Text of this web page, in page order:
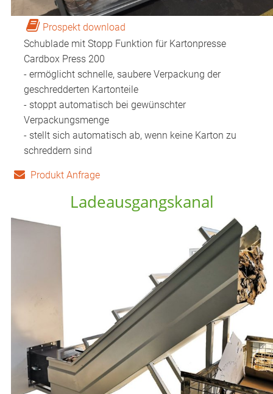
Prospekt download
Schublade mit Stopp Funktion für Kartonpresse
Cardbox Press 200
- ermöglicht schnelle, saubere Verpackung der
geschredderten Kartonteile
- stoppt automatisch bei gewünschter
Verpackungsmenge
- stellt sich automatisch ab, wenn keine Karton zu
schreddern sind
Produkt Anfrage
Ladeausgangskanal